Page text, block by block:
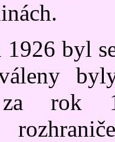
byl
za rok